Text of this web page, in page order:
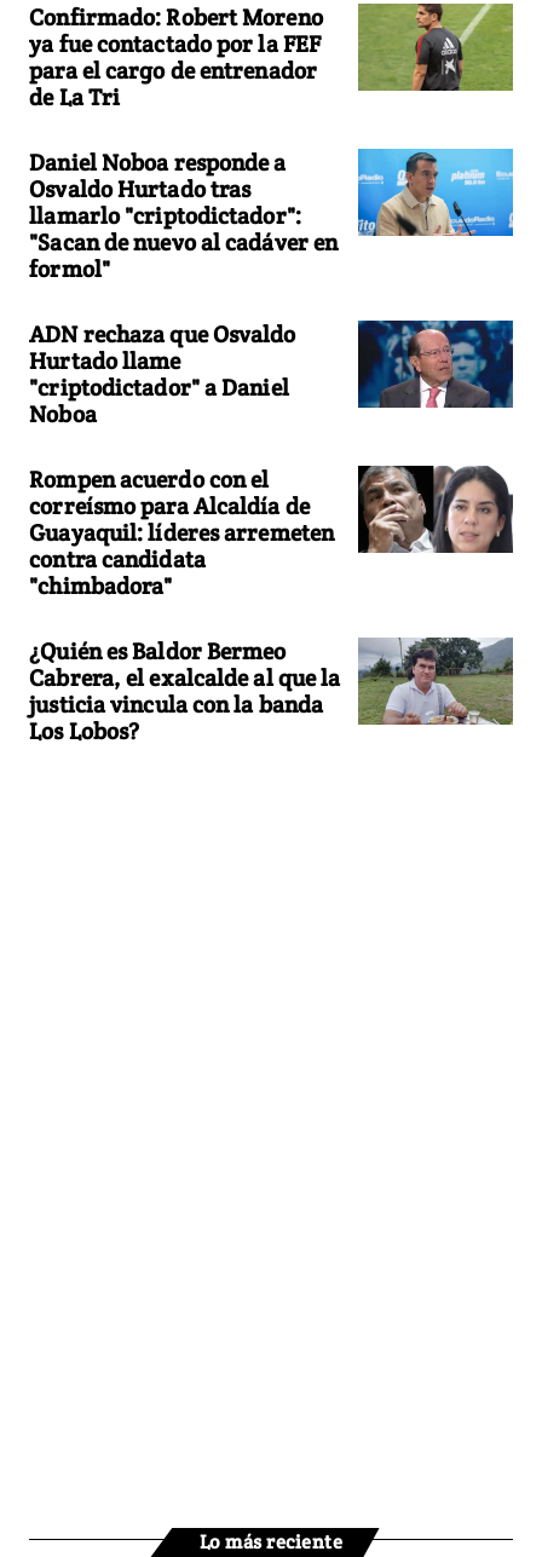
Confirmado: Robert Moreno
ya fue contactado por la FEF
para el cargo de entrenador
de La Tri
Daniel Noboa responde a
Osvaldo Hurtado tras
llamarlo "criptodictador":
"Sacan de nuevo al cadáver en
formol"
ADN rechaza que Osvaldo
Hurtado llame
"criptodictador" a Daniel
Noboa
Rompen acuerdo con el
correísmo para Alcaldía de
Guayaquil: líderes arremeten
contra candidata
"chimbadora"
¿Quién es Baldor Bermeo
Cabrera, el exalcalde al que la
justicia vincula con la banda
Los Lobos?
Lo más reciente